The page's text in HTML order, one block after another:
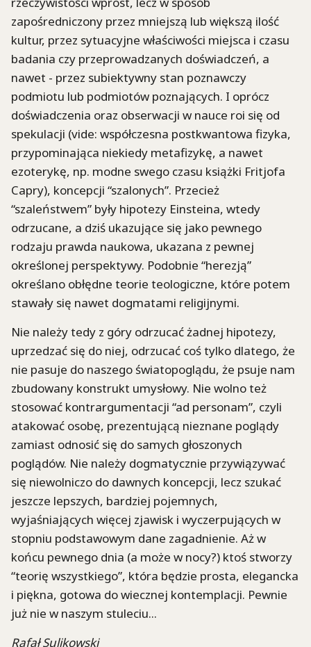
zapośredniczony przez mniejszą lub większą ilość
kultur, przez sytuacyjne właściwości miejsca i czasu
badania czy przeprowadzanych doświadczeń, a
nawet - przez subiektywny stan poznawczy
podmiotu lub podmiotów poznających. I oprócz
doświadczenia oraz obserwacji w nauce roi się od
spekulacji (vide: współczesna postkwantowa fizyka,
przypominająca niekiedy metafizykę, a nawet
ezoterykę, np. modne swego czasu książki Fritjofa
Capry), koncepcji “szalonych”. Przecież
“szaleństwem” były hipotezy Einsteina, wtedy
odrzucane, a dziś ukazujące się jako pewnego
rodzaju prawda naukowa, ukazana z pewnej
określonej perspektywy. Podobnie “herezją”
określano obłędne teorie teologiczne, które potem
stawały się nawet dogmatami religijnymi.
Nie należy tedy z góry odrzucać żadnej hipotezy,
uprzedzać się do niej, odrzucać coś tylko dlatego, że
nie pasuje do naszego światopoglądu, że psuje nam
zbudowany konstrukt umysłowy. Nie wolno też
stosować kontrargumentacji “ad personam”, czyli
atakować osobę, prezentującą nieznane poglądy
zamiast odnosić się do samych głoszonych
poglądów. Nie należy dogmatycznie przywiązywać
się niewolniczo do dawnych koncepcji, lecz szukać
jeszcze lepszych, bardziej pojemnych,
wyjaśniających więcej zjawisk i wyczerpujących w
stopniu podstawowym dane zagadnienie. Aż w
końcu pewnego dnia (a może w nocy?) ktoś stworzy
“teorię wszystkiego”, która będzie prosta, elegancka
i piękna, gotowa do wiecznej kontemplacji. Pewnie
już nie w naszym stuleciu...
Rafał Sulikowski